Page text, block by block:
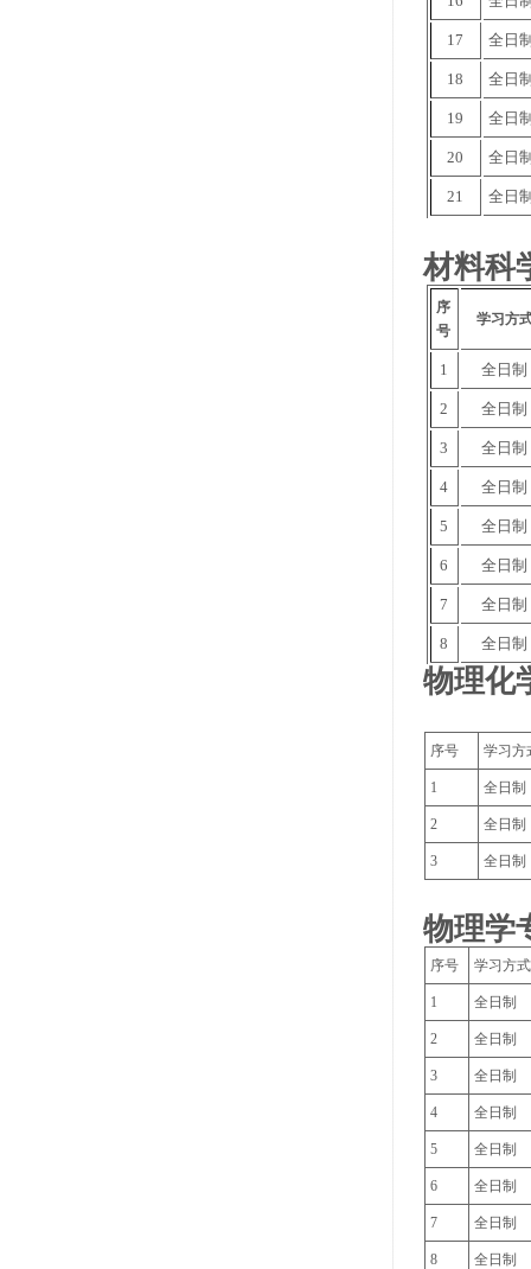
17 全日
18 全日
19 全日
20 全日
21 全日
材料科
序
号
学习方
1 全日制
2 全日制
3 全日制
4 全日制
5 全日制
6 全日制
7 全日制
8 全日制
物理化
序号 学习方
1 全日制
2 全日制
3 全日制
物理学
序号 学习方式
1 全日制
2 全日制
3 全日制
4 全日制
5 全日制
6 全日制
7 全日制
8 全日制